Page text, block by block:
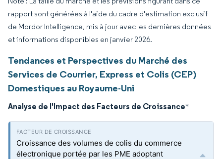
rapport sont générées à l'aide du cadre d'estimation exclusif
de Mordor Intelligence, mis à jour avec les dernières données
et informations disponibles en janvier 2026.
Tendances et Perspectives du Marché des
Services de Courrier, Express et Colis (CEP)
Domestiques au Royaume-Uni
Analyse de l'Impact des Facteurs de Croissance*
Croissance des volumes de colis du commerce
électronique portée par les PME adoptant